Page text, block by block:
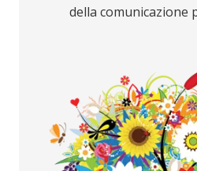
della comunicazione